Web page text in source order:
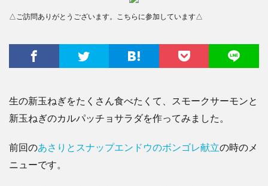
△ご訪問ありがとうございます。こちらに参加しています△
生の新玉ねぎをたくさん食べたくて、スモークサーモンと
新玉ねぎのカルパッチョサラダを作ってみました。
前回のあさりとスナップエンドウのボンゴレ献立の時のメ
ニューです。